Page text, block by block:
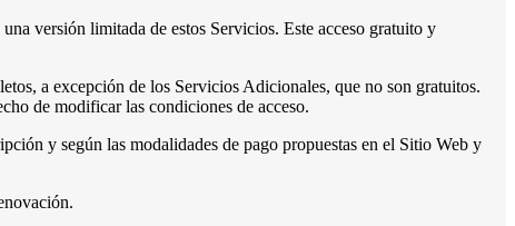
versión limitada de estos Servicios. Este acceso gratuito y
a excepción de los Servicios Adicionales, que no son gratuitos.
de modificar las condiciones de acceso.
y según las modalidades de pago propuestas en el Sitio Web y